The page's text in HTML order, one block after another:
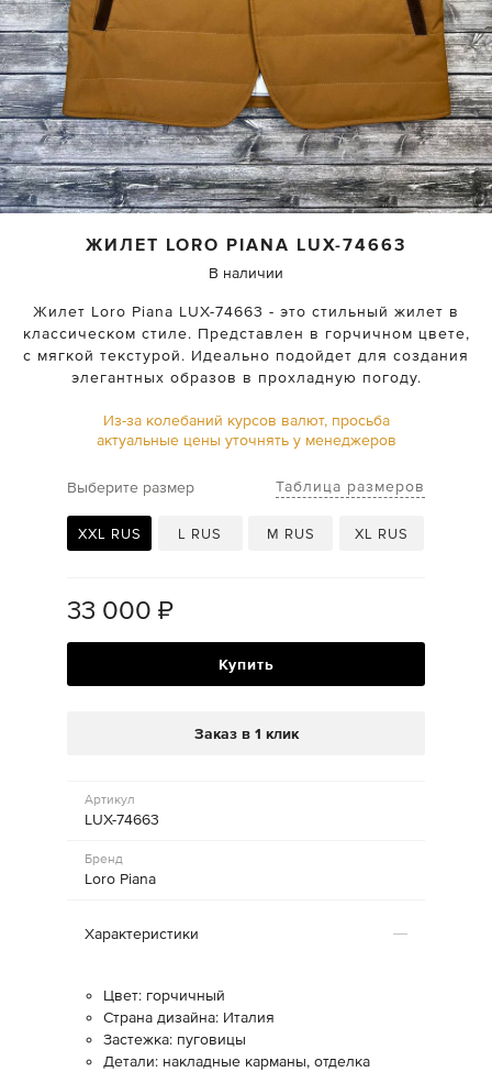
ЖИЛЕТ LORO PIANA LUX-74663
В наличии
Жилет Loro Piana LUX-74663 - это стильный жилет в
классическом стиле. Представлен в горчичном цвете,
с мягкой текстурой. Идеально подойдет для создания
элегантных образов в прохладную погоду.
Из-за колебаний курсов валют, просьба
актуальные цены уточнять у менеджеров
Выберите размер Таблица размеров
XXL RUS L RUS M RUS XL RUS
33 000 ₽
Купить
Заказ в 1 клик
Артикул
LUX-74663
Бренд
Loro Piana
Характеристики
Цвет: горчичный
Страна дизайна: Италия
Застежка: пуговицы
Детали: накладные карманы, отделка